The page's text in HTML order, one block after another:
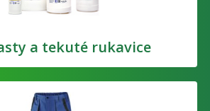
a tekuté rukavice